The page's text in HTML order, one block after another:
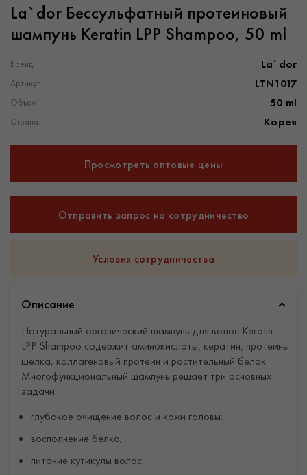
La`dor Беcсульфатный протеиновый
шампунь Keratin LPP Shampoo, 50 ml
Бренд: La`dor
Артикул: LTN1017
Объем: 50 ml
Страна: Корея
Просмотреть оптовые цены
Отправить запрос на сотрудничество
Условия сотрудничества
Описание
Натуральный органический шампунь для волос Keratin
LPP Shampoo содержит аминокислоты, кератин, протеины
шелка, коллагеновый протеин и растительный белок.
Многофункциональный шампунь решает три основных
задачи:
глубокое очищение волос и кожи головы;
восполнение белка;
питание кутикулы волос.